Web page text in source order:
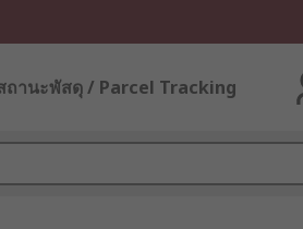
ถานะพัสดุ / Parcel Tracking